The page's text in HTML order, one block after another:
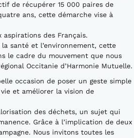
de récupérer 15 000 paires de
ans, cette démarche vise à
des Français.
santé et l’environnement, cette
le cadre du mouvement que nous
Occitanie d’Harmonie Mutuelle.
occasion de poser un geste simple
et améliorer la vision de
des déchets, un sujet qui
Grâce à l’implication de deux
Nous invitons toutes les